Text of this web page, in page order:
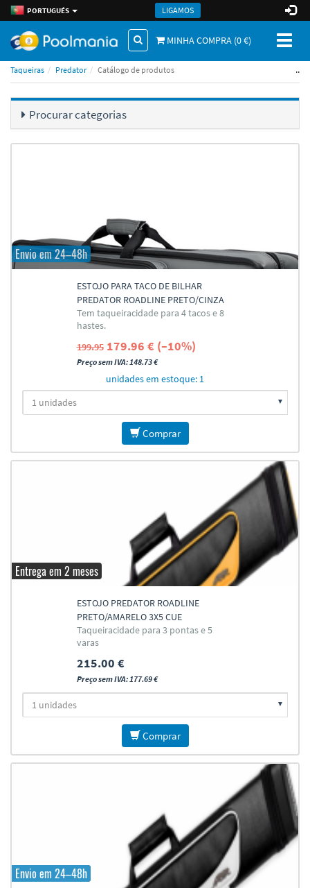
PORTUGUÉS LIGAMOS
MINHA COMPRA (0€)
Taqueiras Predator Catálogo de produtos ..
Procurar categorias
Envio em 24–48h
ESTOJO PARA TACO DE BILHAR
PREDATOR ROADLINE PRETO/CINZA
4X8
Tem taqueiracidade para 4 tacos e 8
hastes.
199.95 179.96 € (–10%)
Preço sem IVA: 148.73 €
unidades em estoque: 1
Comprar
Entrega em 2 meses
ESTOJO PREDATOR ROADLINE
PRETO/AMARELO 3X5 CUE
Taqueiracidade para 3 pontas e 5
varas
215.00 €
Preço sem IVA: 177.69 €
Comprar
Envio em 24–48h